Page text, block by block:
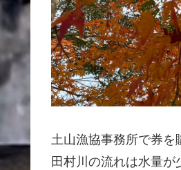
土山漁協事務所で券を
田村川の流れは水量